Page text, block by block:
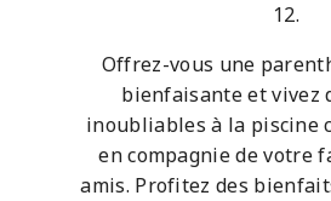
12.
Offrez-vous une
bienfaisante et vivez
inoubliables à la piscine
en compagnie de votre
amis. Profitez des